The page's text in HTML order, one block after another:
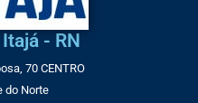
- RN
70 CENTRO
do Norte